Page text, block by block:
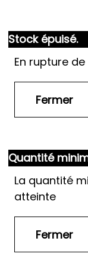
Stock épuisé.
En rupture
Quantité
La quantité
atteinte